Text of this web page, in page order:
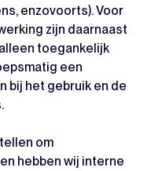
enzovoorts). Voor
zijn daarnaast
toegankelijk
een
bij het gebruik en de
om
hebben wij interne